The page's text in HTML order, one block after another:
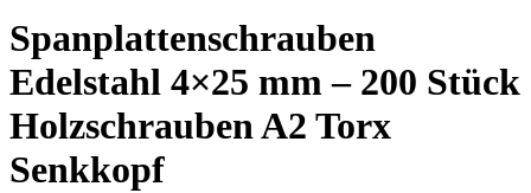
Spanplattenschrauben
Edelstahl 4×25 mm – 200 Stück
Holzschrauben A2 Torx
Senkkopf